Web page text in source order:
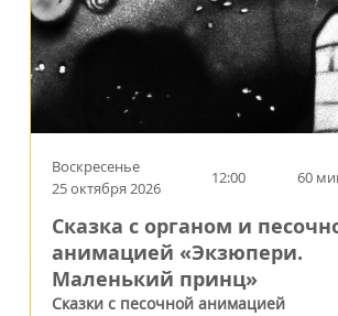
Воскресенье
25 октября 2026
12:00 60
Сказка с органом и
анимацией «Экзюпери.
Маленький принц»
Сказки с песочной анимацией